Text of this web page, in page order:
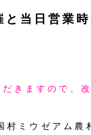
当日営業
きますので、
ミウゼアム農